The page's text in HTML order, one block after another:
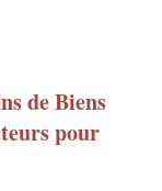
de Biens
pour